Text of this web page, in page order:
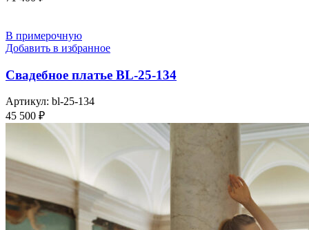
В примерочную
Добавить в избранное
Свадебное платье BL-25-134
Артикул: bl-25-134
45 500 ₽